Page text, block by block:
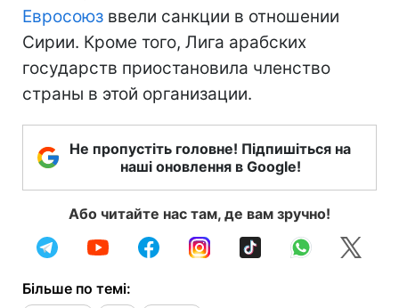
Евросоюз ввели санкции в отношении
Сирии. Кроме того, Лига арабских
государств приостановила членство
страны в этой организации.
Не пропустіть головне! Підпишіться на
наші оновлення в Google!
Або читайте нас там, де вам зручно!
Більше по темі: